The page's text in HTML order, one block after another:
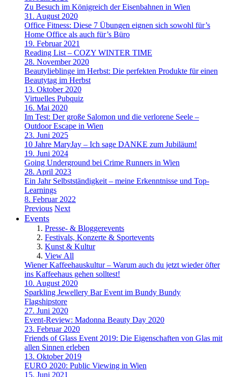
Zu Besuch im Königreich der Eisenbahnen in Wien
31. August 2020
Office Fitness: Diese 7 Übungen eignen sich sowohl für’s
Home Office als auch für’s Büro
19. Februar 2021
Reading List – COZY WINTER TIME
28. November 2020
Beautylieblinge im Herbst: Die perfekten Produkte für einen
Beautytag im Herbst
13. Oktober 2020
Virtuelles Pubquiz
16. Mai 2020
Im Test: Der große Salomon und die verlorene Seele –
Outdoor Escape in Wien
23. Juni 2025
10 Jahre MaryJay – Ich sage DANKE zum Jubiläum!
19. Juni 2024
Going Underground bei Crime Runners in Wien
28. April 2023
Ein Jahr Selbstständigkeit – meine Erkenntnisse und Top-
Learnings
8. Februar 2022
Previous Next
Events
Presse- & Bloggerevents
Festivals, Konzerte & Sportevents
Kunst & Kultur
View All
Wiener Kaffeehauskultur – Warum auch du jetzt wieder öfter
ins Kaffeehaus gehen solltest!
10. August 2020
Sparkling Jewellery Bar Event im Bundy Bundy
Flagshipstore
27. Juni 2020
Event-Review: Madonna Beauty Day 2020
23. Februar 2020
Friends of Glass Event 2019: Die Eigenschaften von Glas mit
allen Sinnen erleben
13. Oktober 2019
EURO 2020: Public Viewing in Wien
15. Juni 2021